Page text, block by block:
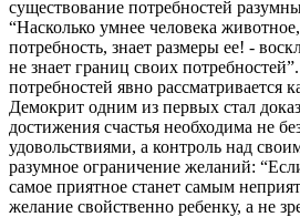
существование потребностей
“Насколько умнее человека
потребность, знает размеры ее! -
не знает границ своих
потребностей явно рассматривается
Демокрит одним из первых стал
достижения счастья необходима не
удовольствиями, а контроль над
разумное ограничение желаний:
самое приятное станет самым
желание свойственно ребенку, а не